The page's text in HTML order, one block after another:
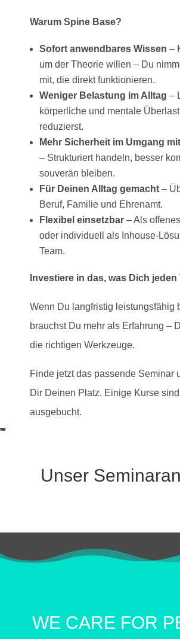
Warum Spine Base?
Sofort anwendbares Wissen –
um der Theorie willen – Du
mit, die direkt funktionieren.
Weniger Belastung im Alltag –
körperliche und mentale
reduzierst.
Mehr Sicherheit im Umgang
– Strukturiert handeln, besser
souverän bleiben.
Für Deinen Alltag gemacht –
Beruf, Familie und Ehrenamt.
Flexibel einsetzbar – Als
oder individuell als Inhouse-
Team.
Investiere in das, was Dich jeden
Wenn Du langfristig leistungsfähig
brauchst Du mehr als Erfahrung –
die richtigen Werkzeuge.
Finde jetzt das passende Seminar
Dir Deinen Platz. Einige Kurse sind
ausgebucht.
Unser
WE CARE FOR